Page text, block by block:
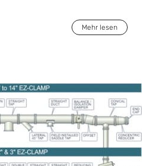
Mehr lesen